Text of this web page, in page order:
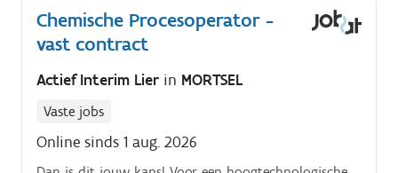
Chemische Procesoperator -
vast contract
Actief Interim Lier in MORTSEL
Vaste jobs
Online sinds 1 aug. 2026